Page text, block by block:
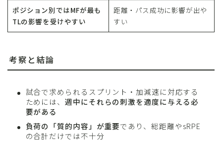
ポジション別ではMFが最も
TLの影響を受けやすい
距離・パス成功に影響が出や
すい
考察と結論
試合で求められるスプリント・加減速に対応する
ためには、 週中にそれらの刺激を適度に与える必
要がある
負荷の「質的内容」が重要であり、総距離やsRPE
の合計だけでは不十分